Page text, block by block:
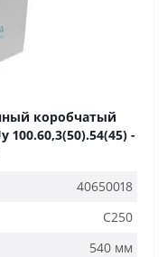
коробчатый
-
40650018
C250
540 мм